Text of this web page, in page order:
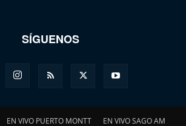
SÍGUENOS
EN VIVO PUERTO MONTT EN VIVO SAGO AM